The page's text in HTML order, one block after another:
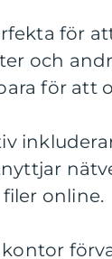
för
och
för att
online.